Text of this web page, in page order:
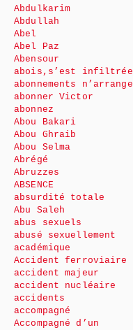
Abdulkarim
Abdullah
Abel
Abel Paz
Abensour
abois,s’est infiltrée
abonnements n’arrange
abonner Victor
abonnez
Abou Bakari
Abou Ghraib
Abou Selma
Abrégé
Abruzzes
ABSENCE
absurdité totale
Abu Saleh
abus sexuels
abusé sexuellement
académique
Accident ferroviaire
accident majeur
accident nucléaire
accidents
accompagné
Accompagné d’un